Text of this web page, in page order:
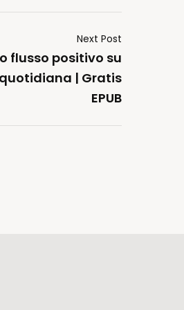
Next Post
flusso positivo su
| Gratis
EPUB